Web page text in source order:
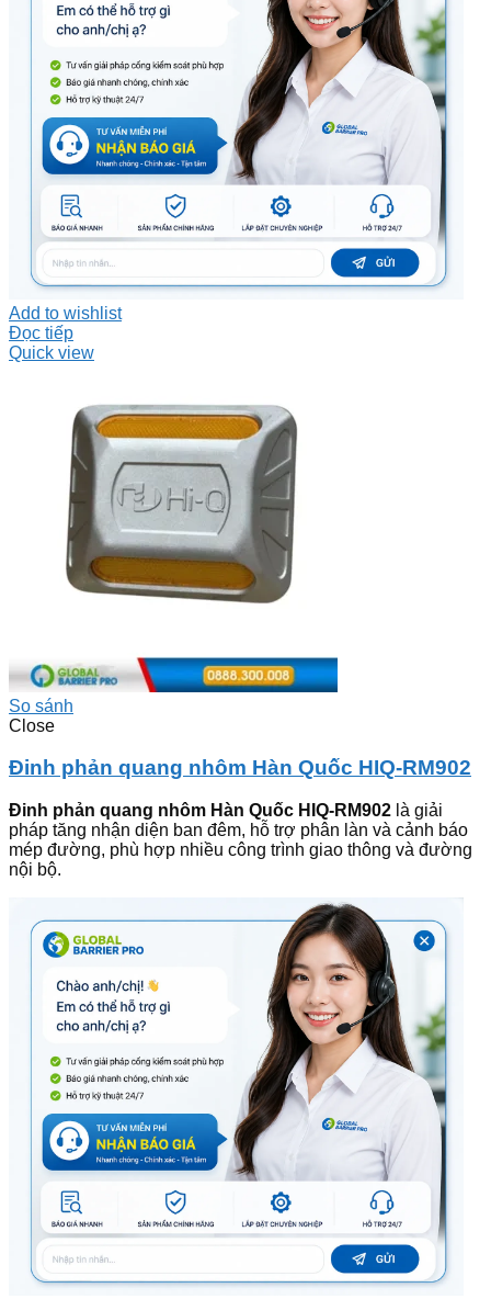
Add to wishlist
Đọc tiếp
Quick view
So sánh
Close
Đinh phản quang nhôm Hàn Quốc HIQ-RM902
Đinh phản quang nhôm Hàn Quốc HIQ-RM902 là giải
pháp tăng nhận diện ban đêm, hỗ trợ phân làn và cảnh báo
mép đường, phù hợp nhiều công trình giao thông và đường
nội bộ.